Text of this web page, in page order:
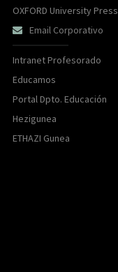
OXFORD University Press
 Email Corporativo
Intranet Profesorado
Educamos
Portal Dpto. Educación
Hezigunea
ETHAZI Gunea